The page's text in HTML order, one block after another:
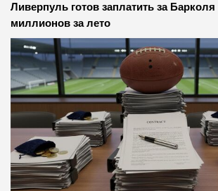
Ливерпуль готов заплатить за Барколя
миллионов за лето